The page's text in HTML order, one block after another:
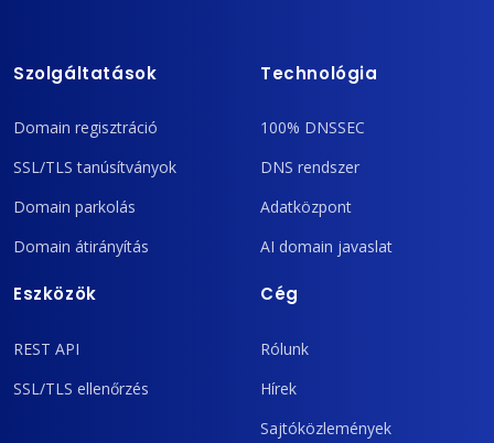
Szolgáltatások
Domain regisztráció
SSL/TLS tanúsítványok
Domain parkolás
Domain átirányítás
Technológia
100% DNSSEC
DNS rendszer
Adatközpont
AI domain javaslat
Eszközök
REST API
SSL/TLS ellenőrzés
Cég
Rólunk
Hírek
Sajtóközlemények